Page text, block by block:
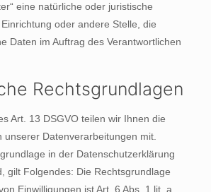
eine natürliche oder juristische
oder andere Stelle, die
Daten im Auftrag des Verantwortlichen
Rechtsgrundlagen
Art. 13 DSGVO teilen wir Ihnen die
unserer Datenverarbeitungen mit.
in der Datenschutzerklärung
gilt Folgendes: Die Rechtsgrundlage
Einwilligungen ist Art. 6 Abs. 1 lit. a